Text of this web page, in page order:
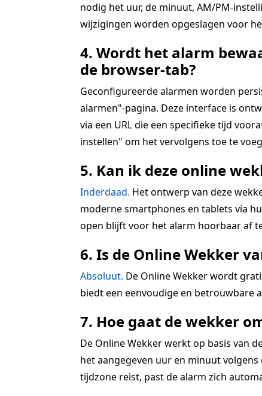
nodig het uur, de minuut, AM/PM-
wijzigingen worden opgeslagen voor
4. Wordt het alarm
de browser-tab?
Geconfigureerde alarmen worden
alarmen"-pagina. Deze interface is
via een URL die een specifieke tijd
instellen" om het vervolgens toe te
5. Kan ik deze online
Inderdaad. Het ontwerp van deze
moderne smartphones en tablets via
open blijft voor het alarm hoorbaar af
6. Is de Online Wekker
Absoluut. De Online Wekker wordt
biedt een eenvoudige en betrouwbare
7. Hoe gaat de wekker
De Online Wekker werkt op basis van
het aangegeven uur en minuut
tijdzone reist, past de alarm zich